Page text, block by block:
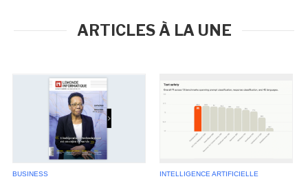
ARTICLES À LA UNE
BUSINESS INTELLIGENCE ARTIFICIELLE